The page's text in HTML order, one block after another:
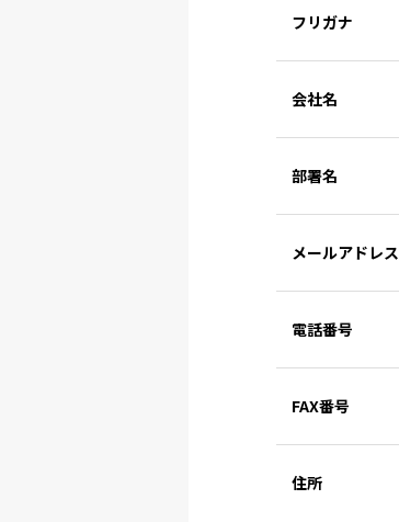
フリガナ
会社名
部署名
メールアドレス
電話番号
FAX番号
住所